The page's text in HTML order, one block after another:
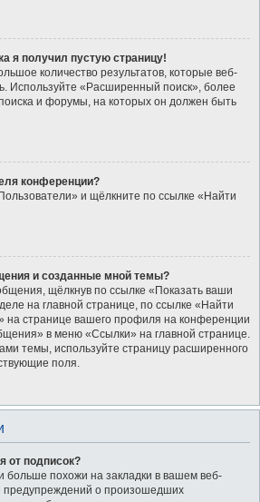
я получил пустую страницу!
количество результатов, которые веб-
Используйте «Расширенный поиск», более
и форумы, на которых он должен быть
конференции?
и щёлкните по ссылке «Найти
и созданные мной темы?
щёлкнув по ссылке «Показать ваши
на главной странице, по ссылке «Найти
на странице вашего профиля на конференции
в меню «Ссылки» на главной странице.
темы, используйте страницу расширенного
поля.
от подписок?
больше похожи на закладки в вашем веб-
предупреждений о произошедших